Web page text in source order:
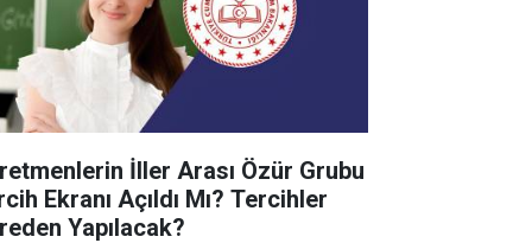
İller Arası Özür Grubu
Ekranı Açıldı Mı? Tercihler
Yapılacak?